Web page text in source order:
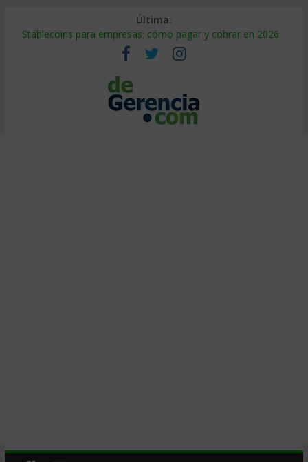
Última:
Stablecoins para empresas: cómo pagar y cobrar en 2026
Despido silencioso: qué es y por qué sale tan caro
IA en selección de personal: cómo auditarla a tiempo
Trabajo forzoso en la cadena de suministro: qué hacer
Mercado hispano de EE. UU.: cómo segmentarlo y venderle